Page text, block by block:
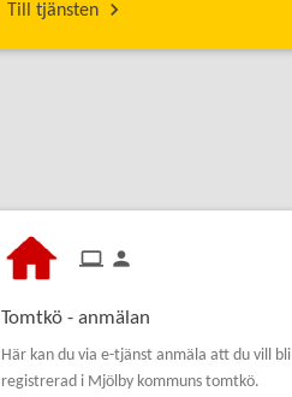
Till tjänsten
Tomtkö - anmälan
Här kan du via e-tjänst anmäla att du vill bli
registrerad i Mjölby kommuns tomtkö.